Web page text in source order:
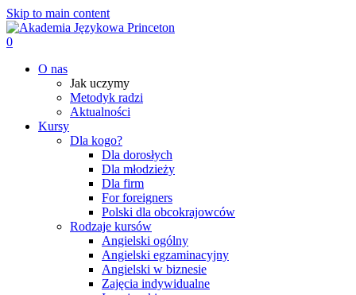
Skip to main content
0
O nas
Jak uczymy
Metodyk radzi
Aktualności
Kursy
Dla kogo?
Dla dorosłych
Dla młodzieży
Dla firm
For foreigners
Polski dla obcokrajowców
Rodzaje kursów
Angielski ogólny
Angielski egzaminacyjny
Angielski w biznesie
Zajęcia indywidualne